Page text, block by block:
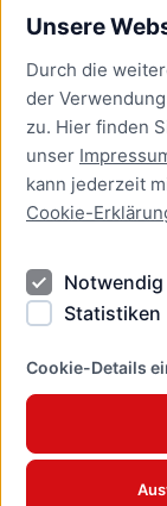
Unsere
Durch die
der
zu. Hier finden
unser
kann jederzeit
Cookie-
Notwendig
Statistiken
Cookie-Details
Bürgerservice
Presse
Newsletter
Kontakt
Kontakt
Datenschutzhinweise
Barrierefreiheit
Cookie Erklärung
www.luebeck.de